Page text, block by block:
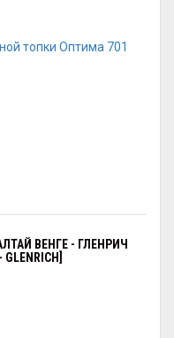
ВЕНГЕ - ГЛЕНРИЧ